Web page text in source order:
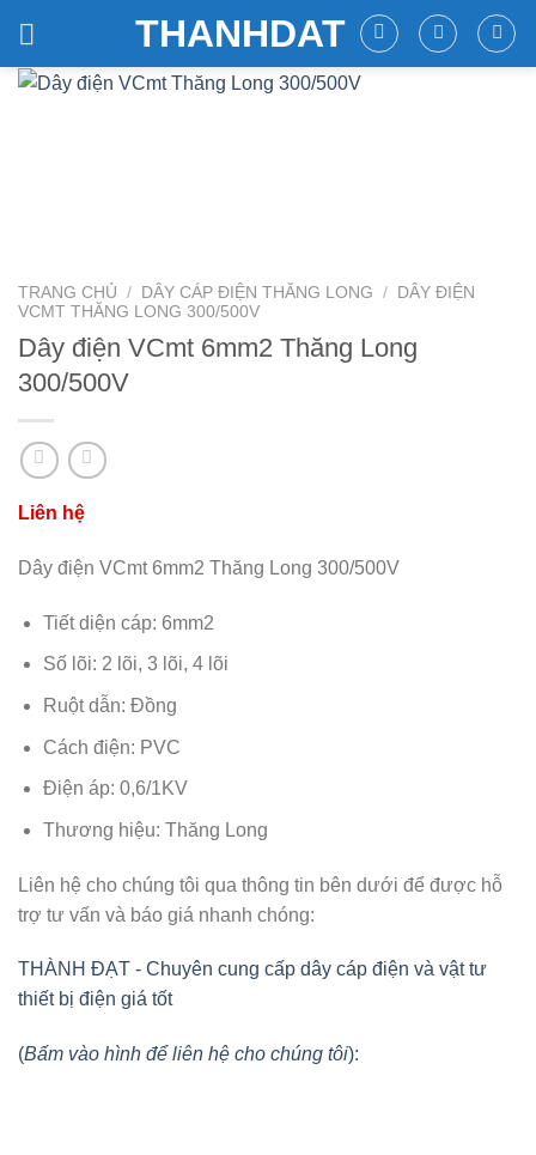
content
THANHDAT
TRANG CHỦ / DÂY CÁP ĐIỆN THĂNG LONG /
DÂY ĐIỆN
VCMT THĂNG LONG 300/500V
Dây điện VCmt 6mm2 Thăng Long
300/500V
Dây điện VCmt 6mm2 Thăng Long 300/500V
Tiết diện cáp: 6mm2
Số lõi: 2 lõi, 3 lõi, 4 lõi
Ruột dẫn: Đồng
Cách điện: PVC
Điện áp: 0,6/1KV
Thương hiệu: Thăng Long
Liên hệ cho chúng tôi qua thông tin bên dưới để được hỗ
trợ tư vấn và báo giá nhanh chóng:
THÀNH ĐẠT - Chuyên cung cấp dây cáp điện và vật tư
thiết bị điện giá tốt
(Bấm vào hình để liên hệ cho chúng tôi):